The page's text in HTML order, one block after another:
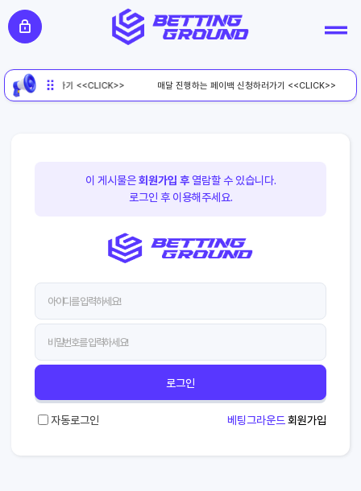
이백 신청하러가기 <<CLICK>> 매달 진행하는 페이백 신청하러가기 <<CLICK>>
이 게시물은회원가입 후열람할 수 있습니다.
로그인 후 이용해주세요.
로그인
자동로그인 베팅그라운드 회원가입